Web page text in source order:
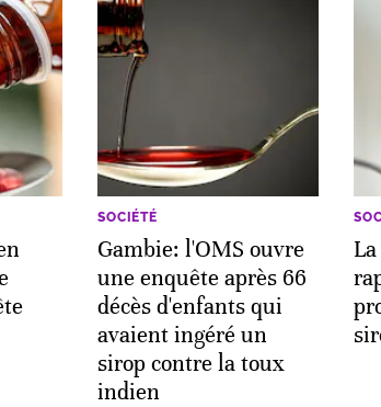
SOCIÉTÉ
Gambie: l'OMS ouvre
une enquête après 66
décès d'enfants qui
avaient ingéré un
sirop contre la toux
indien